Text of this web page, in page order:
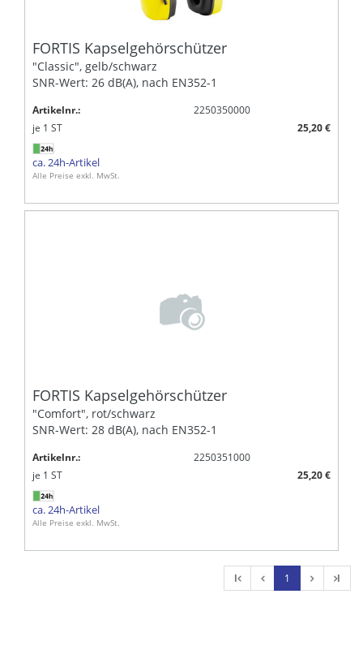
FORTIS Kapselgehörschützer
"Classic", gelb/schwarz
SNR-Wert: 26 dB(A), nach EN352-1
Artikelnr.:
2250350000
je 1 ST 25,20 €
ca. 24h-Artikel
Alle Preise exkl. MwSt.
FORTIS Kapselgehörschützer
"Comfort", rot/schwarz
SNR-Wert: 28 dB(A), nach EN352-1
Artikelnr.:
2250351000
je 1 ST 25,20 €
ca. 24h-Artikel
Alle Preise exkl. MwSt.
l 1 l